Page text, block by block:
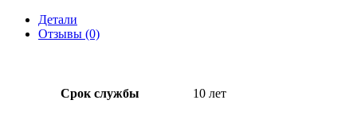
Детали
Отзывы (0)
Срок службы 10 лет